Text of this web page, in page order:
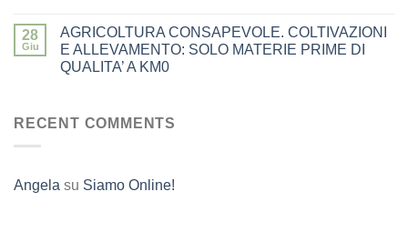
28
Giu
AGRICOLTURA CONSAPEVOLE. COLTIVAZIONI
E ALLEVAMENTO: SOLO MATERIE PRIME DI
QUALITA’ A KM0
RECENT COMMENTS
Angela su Siamo Online!